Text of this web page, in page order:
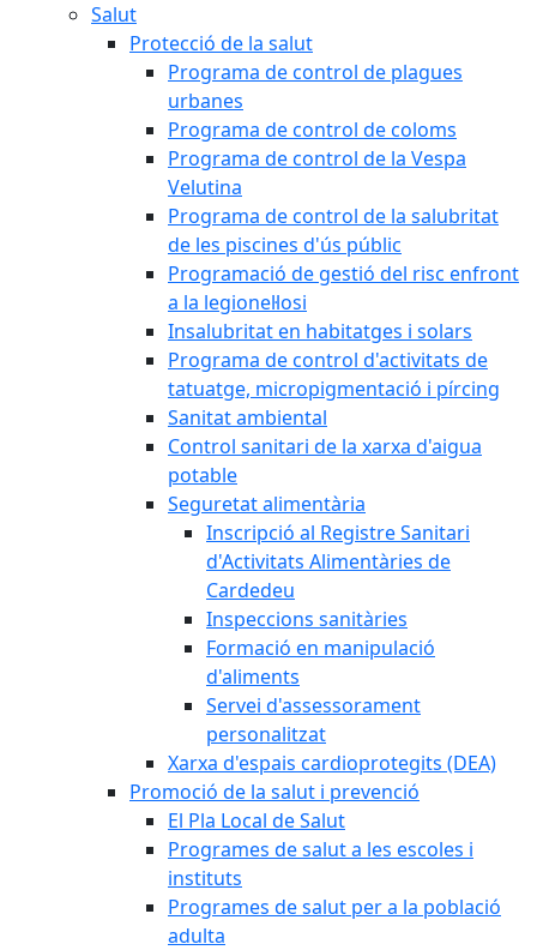
Salut
Protecció de la salut
Programa de control de plagues
urbanes
Programa de control de coloms
Programa de control de la Vespa
Velutina
Programa de control de la salubritat
de les piscines d'ús públic
Programació de gestió del risc enfront
a la legionel·losi
Insalubritat en habitatges i solars
Programa de control d'activitats de
tatuatge, micropigmentació i pírcing
Sanitat ambiental
Control sanitari de la xarxa d'aigua
potable
Seguretat alimentària
Inscripció al Registre Sanitari
d'Activitats Alimentàries de
Cardedeu
Inspeccions sanitàries
Formació en manipulació
d'aliments
Servei d'assessorament
personalitzat
Xarxa d'espais cardioprotegits (DEA)
Promoció de la salut i prevenció
El Pla Local de Salut
Programes de salut a les escoles i
instituts
Programes de salut per a la població
adulta